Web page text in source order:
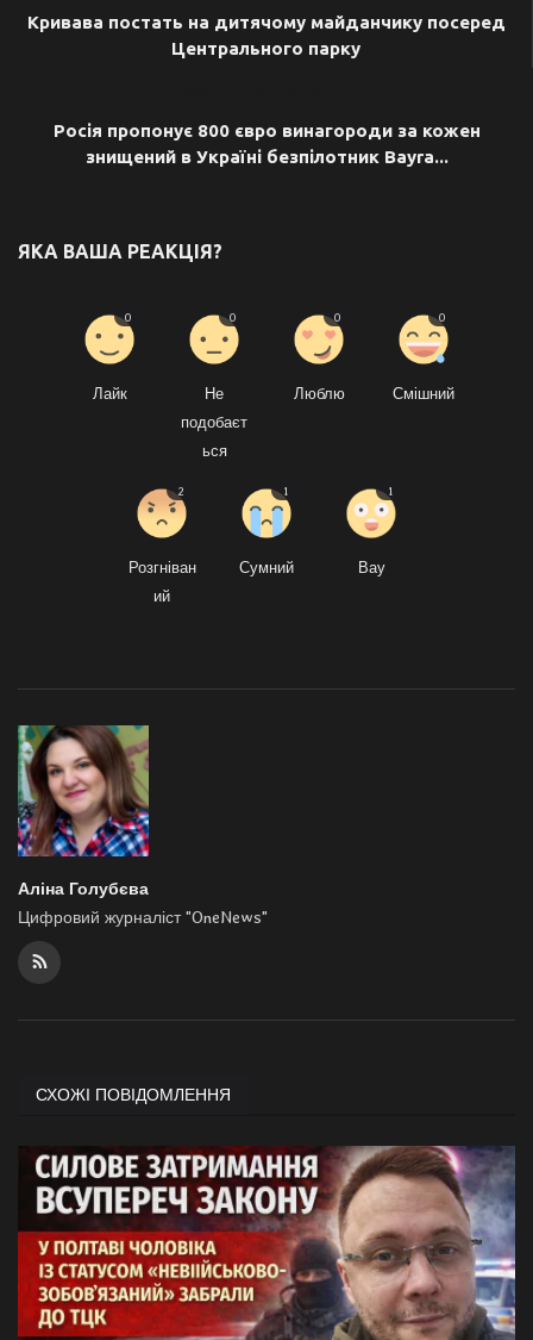
Кривава постать на дитячому майданчику посеред
Центрального парку
Росія пропонує 800 євро винагороди за кожен
знищений в Україні безпілотник Bayra...
ЯКА ВАША РЕАКЦІЯ?
Лайк
0
Не
подобаєт
ься
0
Люблю
0
Смішний
0
Розгніван
ий
2
Сумний
1
Вау
1
Аліна Голубєва
Цифровий журналіст "OneNews"
СХОЖІ ПОВІДОМЛЕННЯ